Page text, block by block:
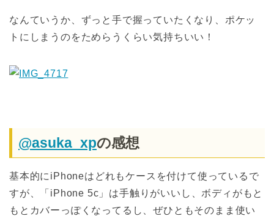
なんていうか、ずっと手で握っていたくなり、ポケッ
トにしまうのをためらうくらい気持ちいい！
@asuka_xpの感想
基本的にiPhoneはどれもケースを付けて使っているで
すが、「iPhone 5c」は手触りがいいし、ボディがもと
もとカバーっぽくなってるし、ぜひともそのまま使い